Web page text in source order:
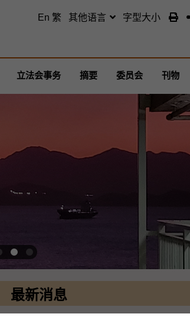
En 繁 其他语言 字型大小
立法会事务 摘要 委员会 刊物
最新消息